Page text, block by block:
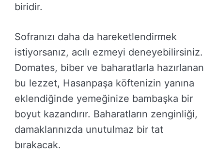
biridir.
Sofranızı daha da hareketlendirmek
istiyorsanız, acılı ezmeyi deneyebilirsiniz.
Domates, biber ve baharatlarla hazırlanan
bu lezzet, Hasanpaşa köftenizin yanına
eklendiğinde yemeğinize bambaşka bir
boyut kazandırır. Baharatların zenginliği,
damaklarınızda unutulmaz bir tat
bırakacak.